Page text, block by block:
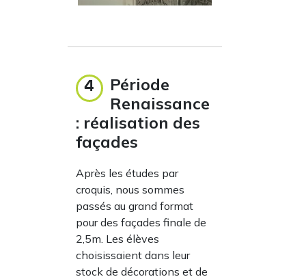
4
Période
Renaissance
: réalisation des
façades
Après les études par
croquis, nous sommes
passés au grand format
pour des façades finale de
2,5m. Les élèves
choisissaient dans leur
stock de décorations et de